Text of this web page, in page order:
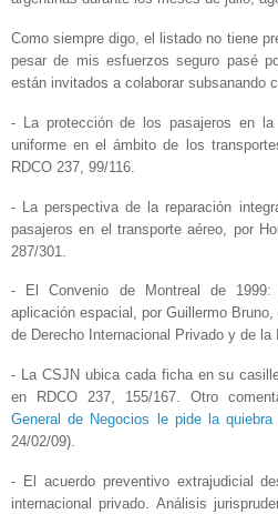
Como siempre digo, el listado no tiene
pesar de mis esfuerzos seguro pasé
están invitados a colaborar subsanando
- La protección de los pasajeros en la
uniforme en el ámbito de los
RDCO 237, 99/116.
- La perspectiva de la reparación
pasajeros en el transporte aéreo, por
287/301.
- El Convenio de Montreal de
aplicación espacial, por Guillermo
de Derecho Internacional Privado y de la
- La CSJN ubica cada ficha en su
en RDCO 237, 155/167. Otro
General de Negocios le pide la
24/02/09).
- El acuerdo preventivo extrajudicial
internacional privado. Análisis